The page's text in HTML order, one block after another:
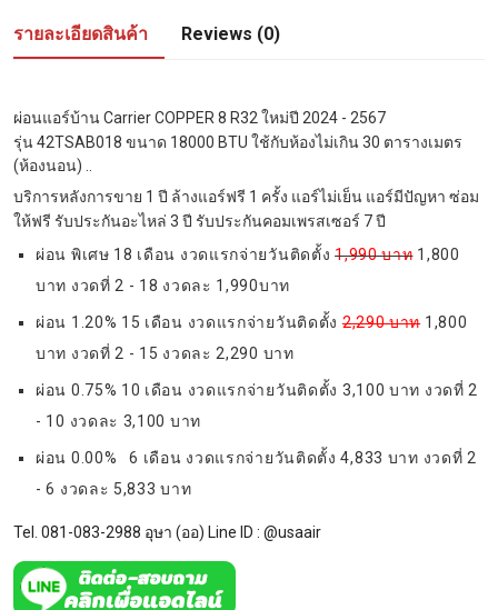
รายละเอียดสินค้า Reviews (0)
ผ่อนแอร์บ้าน Carrier COPPER 8 R32 ใหม่ปี 2024 - 2567
รุ่น 42TSAB018 ขนาด 18000 BTU ใช้กับห้องไม่เกิน 30 ตารางเมตร
(ห้องนอน) ..
บริการหลังการขาย 1 ปี ล้างแอร์ฟรี 1 ครั้ง แอร์ไม่เย็น แอร์มีปัญหา ซ่อม
ให้ฟรี รับประกันอะไหล่ 3 ปี รับประกันคอมเพรสเซอร์ 7 ปี
ผ่อน พิเศษ 18 เดือน งวดแรกจ่ายวันติดตั้ง1,990 บาท1,800
บาท งวดที่ 2 - 18 งวดละ 1,990บาท
ผ่อน 1.20% 15 เดือน งวดแรกจ่ายวันติดตั้ง2,290 บาท1,800
บาท งวดที่ 2 - 15 งวดละ 2,290 บาท
ผ่อน 0.75% 10 เดือน งวดแรกจ่ายวันติดตั้ง 3,100 บาท งวดที่ 2
- 10 งวดละ 3,100 บาท
ผ่อน 0.00% 6 เดือน งวดแรกจ่ายวันติดตั้ง 4,833 บาท งวดที่ 2
- 6 งวดละ 5,833 บาท
Tel. 081-083-2988 อุษา (ออ) Line ID : @usaair